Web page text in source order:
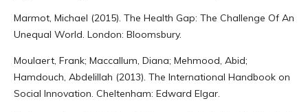
Marmot, Michael (2015). The Health Gap: The Challenge Of An
Unequal World. London: Bloomsbury.
Moulaert, Frank; Maccallum, Diana; Mehmood, Abid;
Hamdouch, Abdelillah (2013). The International Handbook on
Social Innovation. Cheltenham: Edward Elgar.